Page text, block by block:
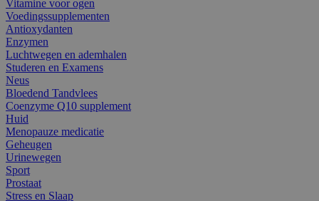
Vitamine voor ogen
Voedingssupplementen
Antioxydanten
Enzymen
Luchtwegen en ademhalen
Studeren en Examens
Neus
Bloedend Tandvlees
Coenzyme Q10 supplement
Huid
Menopauze medicatie
Geheugen
Urinewegen
Sport
Prostaat
Stress en Slaap